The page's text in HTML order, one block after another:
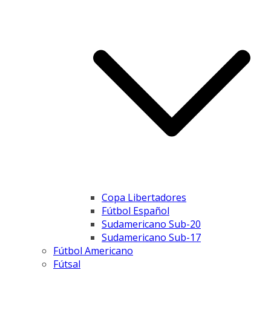
Copa Libertadores
Fútbol Español
Sudamericano Sub-20
Sudamericano Sub-17
Fútbol Americano
Fútsal